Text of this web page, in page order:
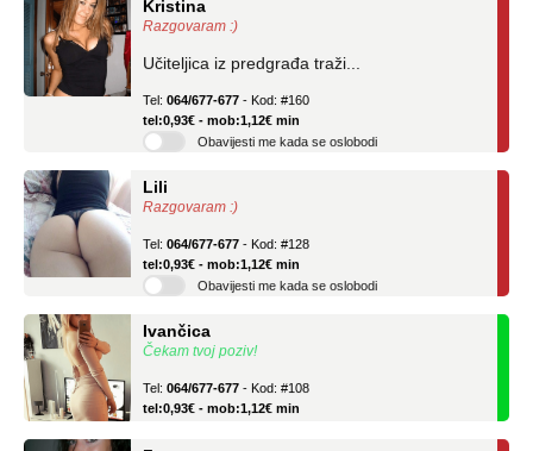
Razgovaram :)
tel:0,93€ - mob:1,12€ min
Obavijesti me kada se oslobodi
Razgovaram :)
tel:0,93€ - mob:1,12€ min
Obavijesti me kada se oslobodi
Čekam tvoj poziv!
tel:0,93€ - mob:1,12€ min